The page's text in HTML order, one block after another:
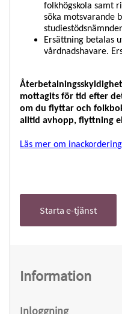
folkhögskola samt
söka motsvarande
Ersättning betalas
vårdnadshavare.
mottagits för tid efter
om du flyttar och
alltid avhopp, flyttning
Läs mer om
Starta e-tjänst
Information
Inloggning